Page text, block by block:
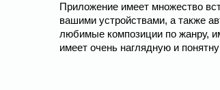
Приложение имеет множество
вашими устройствами, а также
любимые композиции по жанру,
имеет очень наглядную и